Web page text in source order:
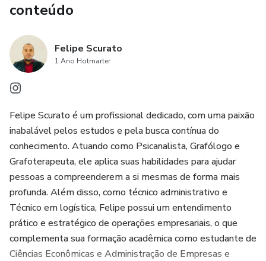
conteúdo
Felipe Scurato
1 Ano Hotmarter
Felipe Scurato é um profissional dedicado, com uma paixão
inabalável pelos estudos e pela busca contínua do
conhecimento. Atuando como Psicanalista, Grafólogo e
Grafoterapeuta, ele aplica suas habilidades para ajudar
pessoas a compreenderem a si mesmas de forma mais
profunda. Além disso, como técnico administrativo e
Técnico em logística, Felipe possui um entendimento
prático e estratégico de operações empresariais, o que
complementa sua formação acadêmica como estudante de
Ciências Econômicas e Administração de Empresas e